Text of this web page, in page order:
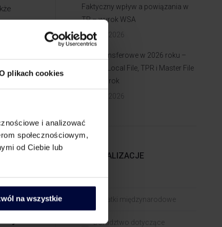
plikach cookies
i analizować
społecznościowym,
od Ciebie lub
na wszystkie
MF
Faktyczny wpływ a powiązania w
TP – wyrok WSA
31 lipca 2026
Ceny transferowe w 2026 roku –
terminy Local File, TPR i Master File
za 2025 rok
13 lipca 2026
SPECJALIZACJE
CIT
Podatki międzynarodowe
Doradztwo dotyczące